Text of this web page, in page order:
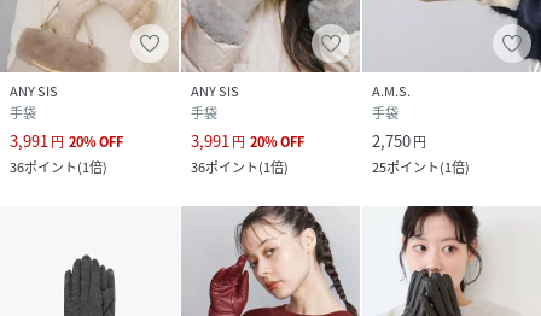
ANY SIS
手袋
3,991円 20%OFF
36ポイント(1倍)
ANY SIS
手袋
3,991円 20%OFF
36ポイント(1倍)
A.M.S.
手袋
2,750円
25ポイント(1倍)